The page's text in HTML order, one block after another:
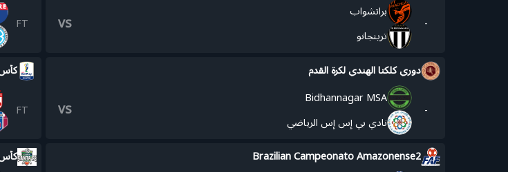
-
براتشواب
ترينجانو
vs
FT
دوري كلكتا الهندي لكرة القدم
-
Bidhannagar MSA
نادي بي إس إس الرياضي
vs
FT
Brazilian Campeonato Amazonense2